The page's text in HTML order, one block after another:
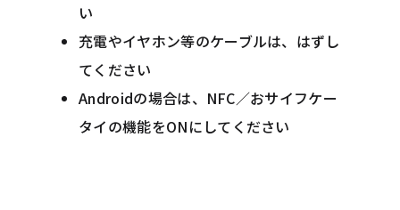
い
充電やイヤホン等のケーブルは、はずし
てください
Androidの場合は、NFC／おサイフケー
タイの機能をONにしてください